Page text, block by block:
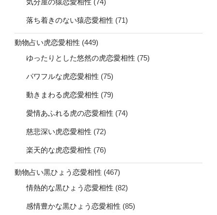
落ち着きのない猿恋愛相性 (71)
動物占い虎恋愛相性 (449)
ゆったりとした悠然の虎恋愛相性 (75)
パワフルな虎恋愛相性 (75)
動きまわる虎恋愛相性 (79)
愛情あふれる虎の恋愛相性 (74)
慈悲深い虎恋愛相性 (72)
楽天的な虎恋愛相性 (76)
動物占い黒ひょう恋愛相性 (467)
情熱的な黒ひょう恋愛相性 (82)
感情豊かな黒ひょう恋愛相性 (85)